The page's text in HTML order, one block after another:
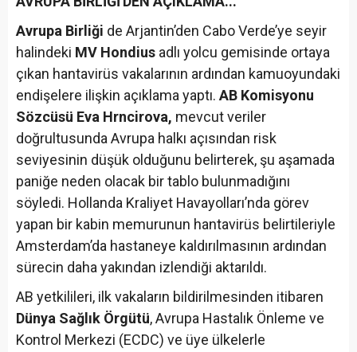
Avrupa Birliği de Arjantin’den Cabo Verde’ye seyir
halindeki MV Hondius adlı yolcu gemisinde ortaya
çıkan hantavirüs vakalarının ardından kamuoyundaki
endişelere ilişkin açıklama yaptı. AB Komisyonu
Sözcüsü Eva Hrncirova, mevcut veriler
doğrultusunda Avrupa halkı açısından risk
seviyesinin düşük olduğunu belirterek, şu aşamada
paniğe neden olacak bir tablo bulunmadığını
söyledi. Hollanda Kraliyet Havayolları’nda görev
yapan bir kabin memurunun hantavirüs belirtileriyle
Amsterdam’da hastaneye kaldırılmasının ardından
sürecin daha yakından izlendiği aktarıldı.
AB yetkilileri, ilk vakaların bildirilmesinden itibaren
Dünya Sağlık Örgütü, Avrupa Hastalık Önleme ve
Kontrol Merkezi (ECDC) ve üye ülkelerle